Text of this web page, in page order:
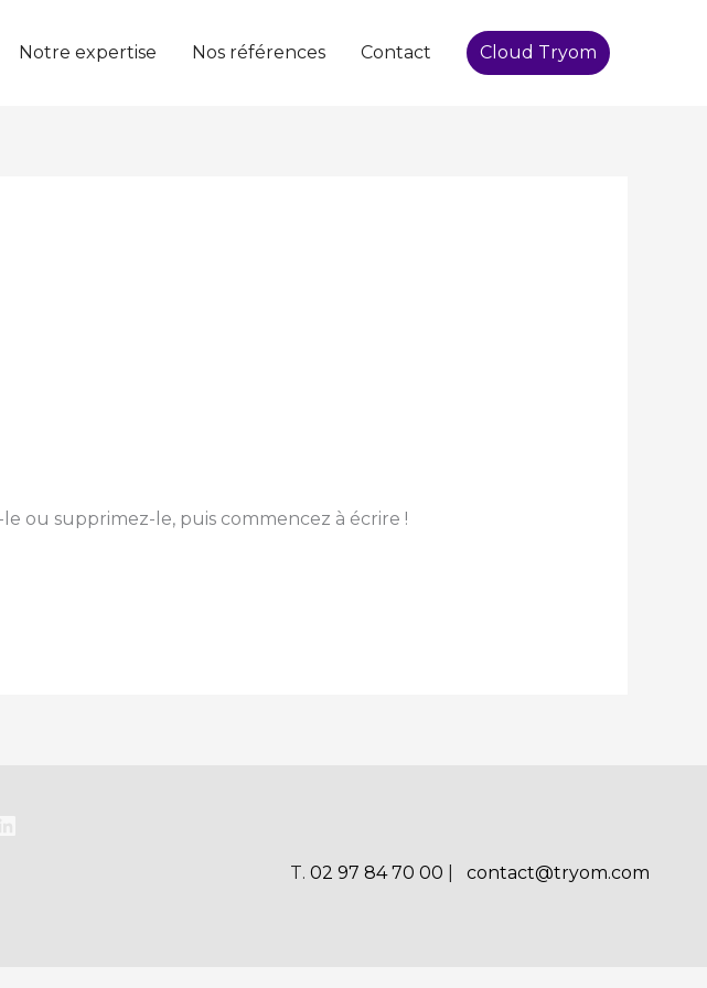
Notre expertise Nos références Contact Cloud Tryom
ou supprimez-le, puis commencez à écrire !
T. 02 97 84 70 00 contact@tryom.com